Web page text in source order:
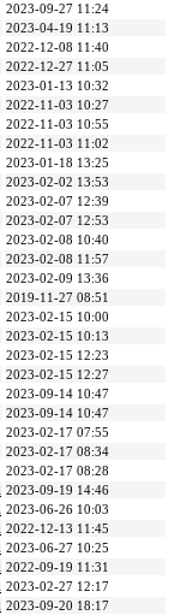
2023-09-27 11:24
2023-04-19 11:13
2022-12-08 11:40
2022-12-27 11:05
2023-01-13 10:32
2022-11-03 10:27
2022-11-03 10:55
2022-11-03 11:02
2023-01-18 13:25
2023-02-02 13:53
2023-02-07 12:39
2023-02-07 12:53
2023-02-08 10:40
2023-02-08 11:57
2023-02-09 13:36
2019-11-27 08:51
2023-02-15 10:00
2023-02-15 10:13
2023-02-15 12:23
2023-02-15 12:27
2023-09-14 10:47
2023-09-14 10:47
2023-02-17 07:55
2023-02-17 08:34
2023-02-17 08:28
2023-09-19 14:46
2023-06-26 10:03
2022-12-13 11:45
2023-06-27 10:25
2022-09-19 11:31
2023-02-27 12:17
2023-09-20 18:17